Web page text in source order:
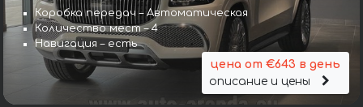
Коробка передач – Автоматическая
Количество мест – 4
Навигация – есть
цена от €643 в день
описание и цены